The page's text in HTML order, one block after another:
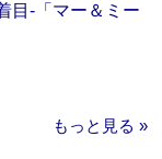
目‐「マー＆ミー
もっと見る »